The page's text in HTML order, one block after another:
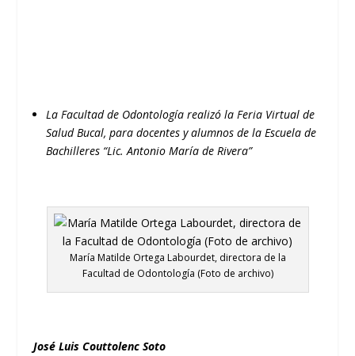
La Facultad de Odontología realizó la Feria Virtual de
Salud Bucal, para docentes y alumnos de la Escuela de
Bachilleres “Lic. Antonio María de Rivera”
María Matilde Ortega Labourdet, directora de la
Facultad de Odontología (Foto de archivo)
José Luis Couttolenc Soto